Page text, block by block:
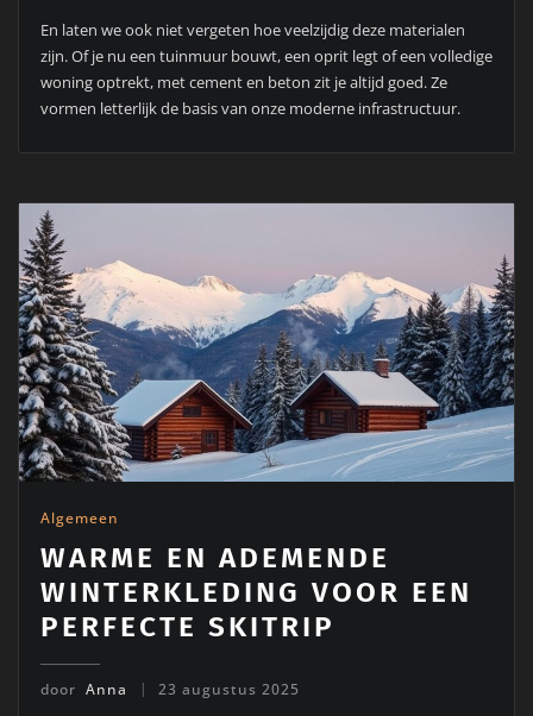
En laten we ook niet vergeten hoe veelzijdig deze materialen
zijn. Of je nu een tuinmuur bouwt, een oprit legt of een volledige
woning optrekt, met cement en beton zit je altijd goed. Ze
vormen letterlijk de basis van onze moderne infrastructuur.
Algemeen
WARME EN ADEMENDE
WINTERKLEDING VOOR EEN
PERFECTE SKITRIP
door Anna 23 augustus 2025